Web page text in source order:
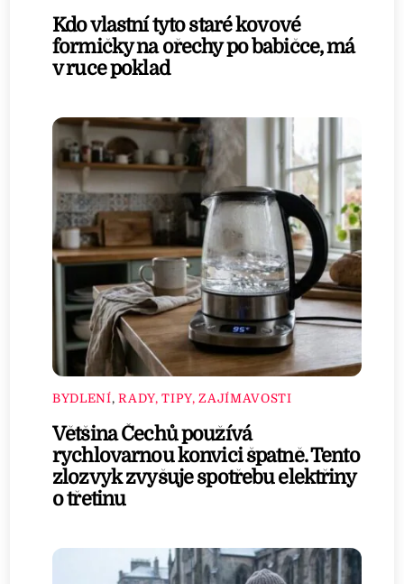
Kdo vlastní tyto staré kovové
formičky na ořechy po babičce, má
v ruce poklad
BYDLENÍ,RADY, TIPY, ZAJÍMAVOSTI
Většina Čechů používá
rychlovarnou konvici špatně. Tento
zlozvyk zvyšuje spotřebu elektřiny
o třetinu